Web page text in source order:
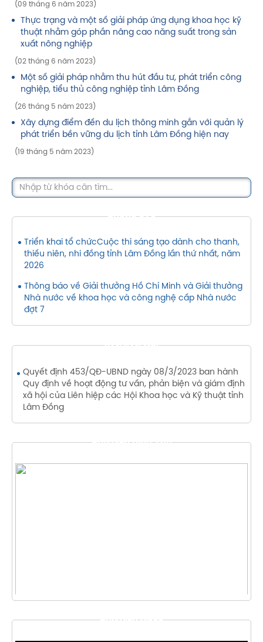
(09 tháng 6 năm 2023)
Thực trạng và một số giải pháp ứng dụng khoa học kỹ
thuật nhằm góp phần nâng cao năng suất trong sản
xuất nông nghiệp
(02 tháng 6 năm 2023)
Một số giải pháp nhằm thu hút đầu tư, phát triển công
nghiệp, tiểu thủ công nghiệp tỉnh Lâm Đồng
(26 tháng 5 năm 2023)
Xây dựng điểm đến du lịch thông minh gắn với quản lý
phát triển bền vững du lịch tỉnh Lâm Đồng hiện nay
(19 tháng 5 năm 2023)
THÔNG BÁO
Triển khai tổ chứcCuộc thi sáng tạo dành cho thanh,
thiếu niên, nhi đồng tỉnh Lâm Đồng lần thứ nhất, năm
2026
Thông báo về Giải thưởng Hồ Chí Minh và Giải thưởng
Nhà nước về khoa học và công nghệ cấp Nhà nước
đợt 7
VĂN BẢN MỚI
Quyết định 453/QĐ-UBND ngày 08/3/2023 ban hành
Quy định về hoạt động tư vấn, phản biện và giám định
xã hội của Liên hiệp các Hội Khoa học và Kỹ thuật tỉnh
Lâm Đồng
THƯ VIỆN HÌNH ẢNH
THƯ VIỆN VIDEO